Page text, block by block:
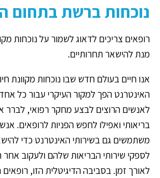
נוכחות ברשת בתחום
רופאים צריכים לדאוג לשמור על נוכחות
מנת להישאר תחרותיים.
אנו חיים בעולם חדש שבו נוכחות מקוונת
האינטרנט הפך למקור העיקרי עבור כל
לאנשים הרוצים לבצע מחקר רפואי, לברר
בריאותי ואפילו לחפש הפניות לרופאים.
משתמשים גם בשירותי האינטרנט כדי
לספקי שירותי הבריאות שלהם ולעקוב
לאורך זמן. בסביבה הדיגיטלית הזו,